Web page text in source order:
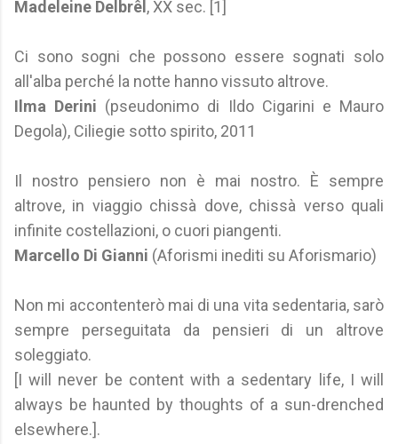
Madeleine Delbrêl , XX sec. [1]
Ci sono sogni che possono essere sognati solo
all'alba perché la notte hanno vissuto altrove.
Ilma Derini (pseudonimo di Ildo Cigarini e Mauro
Degola), Ciliegie sotto spirito, 2011
Il nostro pensiero non è mai nostro. È sempre
altrove, in viaggio chissà dove, chissà verso quali
infinite costellazioni, o cuori piangenti.
Marcello Di Gianni (Aforismi inediti su Aforismario)
Non mi accontenterò mai di una vita sedentaria, sarò
sempre perseguitata da pensieri di un altrove
soleggiato.
[I will never be content with a sedentary life, I will
always be haunted by thoughts of a sun-drenched
elsewhere.].